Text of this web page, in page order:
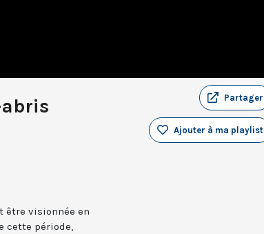
abris Partager
Ajouter à ma playlist
être visionnée en
cette période,